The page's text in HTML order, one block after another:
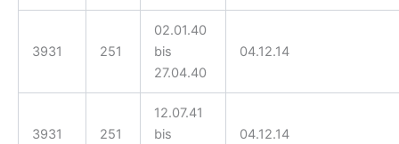
3931 251
02.01.40
bis
27.04.40
04.12.14
3931 251
12.07.41
bis
04.12.14